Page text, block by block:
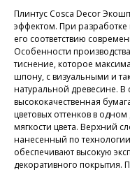
Плинтус Cosca Decor
эффектом. При
его соответствию
Особенности
тиснение, которое
шпону, с визуальными и
натуральной древесине. В
высококачественная
цветовых оттенков в
мягкости цвета. Верхний
нанесенный по
обеспечивают высокую
декоративного покрытия.